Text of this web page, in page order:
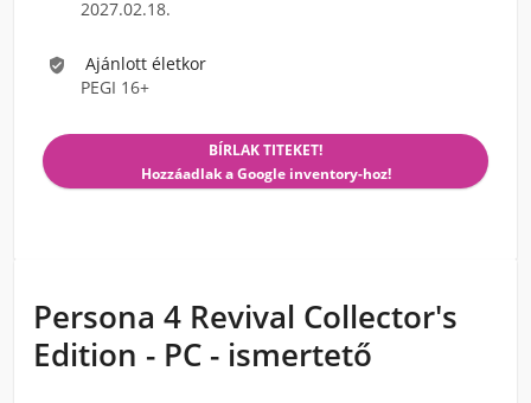
2027.02.18.

Ajánlott életkor
PEGI 16+
BÍRLAK TITEKET!
Hozzáadlak a Google inventory-hoz!
Persona 4 Revival Collector's
Edition - PC - ismertető